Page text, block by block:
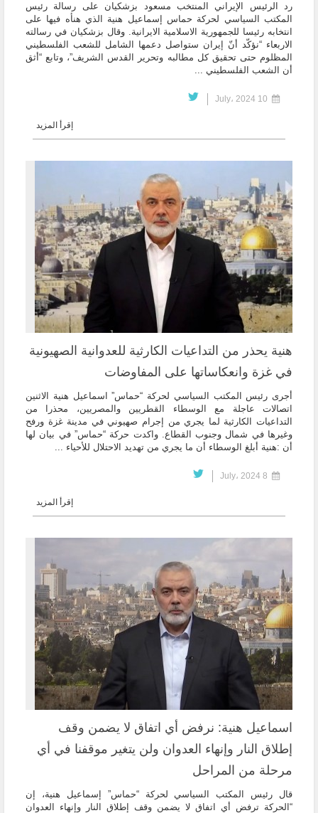
رد الرئيس الإيراني المنتخب مسعود بزشكيان على رسالة رئيس
المكتب السياسي لحركة حماس إسماعيل هنية الذي هنأه فيها على
انتخابه رئيسا للجمهورية الاسلامية الايرانية. وقال بزشكيان في رسالته
الاربعاء “نؤكّد أنّ إيران ستواصل دعمها الشامل للشعب الفلسطيني
المظلوم حتى تحقيق كل مطالبه وتحرير القدس الشريف”، وتابع “أثق
أن الشعب الفلسطيني ...
إقرأ المزيد
هنية يحذر من التداعيات الكارثية للعدوانية الصهيونية
في غزة وانعكاساتها على المفاوضات
أجرى رئيس المكتب السياسي لحركة “حماس” اسماعيل هنية الاثنين
اتصالات عاجلة مع الوسطاء القطريين والمصريين، محذرا من
التداعيات الكارثية لما يجري من إجرام صهيوني في مدينة غزة ورفح
وغيرها في شمال وجنوب القطاع. واكدت حركة “حماس” في بيان لها
أن :هنية أبلغ الوسطاء أن ما يجري من تهديد الاحتلال للأحياء ...
إقرأ المزيد
اسماعيل هنية: نرفض أي اتفاق لا يضمن وقف
إطلاق النار وإنهاء العدوان ولن يتغير موقفنا في أي
مرحلة من المراحل
قال رئيس المكتب السياسي لحركة “حماس” إسماعيل هنية، إن
“الحركة ترفض أي اتفاق لا يضمن وقف إطلاق النار وإنهاء العدوان